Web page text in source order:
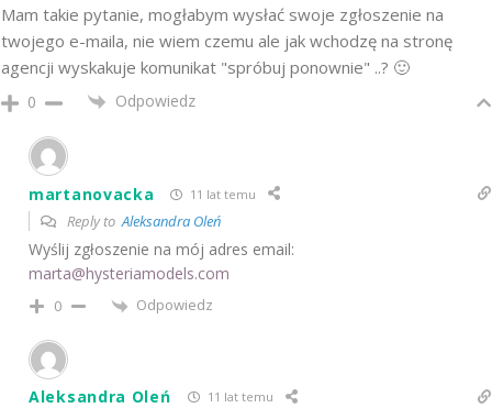
Mam takie pytanie, mogłabym wysłać swoje zgłoszenie na
twojego e-maila, nie wiem czemu ale jak wchodzę na stronę
agencji wyskakuje komunikat "spróbuj ponownie" ..? 🙂
0 Odpowiedz
martanovacka 11 lat temu
Reply toAleksandra Oleń
Wyślij zgłoszenie na mój adres email:
marta@hysteriamodels.com
0 Odpowiedz
Aleksandra Oleń 11 lat temu